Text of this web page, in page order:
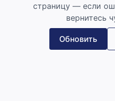
страницу — если
вернитесь
Обновить